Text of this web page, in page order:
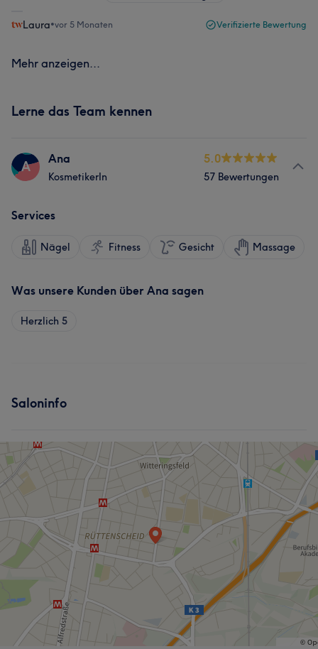
Laura•vor 5 Monaten Verifizierte Bewertung
Mehr anzeigen...
Lerne das Team kennen
A Ana
KosmetikerIn
5.0
57 Bewertungen
Services
Nägel Fitness Gesicht Massage
Was unsere Kunden über Ana sagen
Herzlich 5
Saloninfo